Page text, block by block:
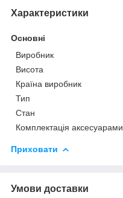
Характеристики
Основні
Виробник
Висота
Країна виробник
Тип
Стан
Комплектація аксесуарами
Приховати
Умови доставки